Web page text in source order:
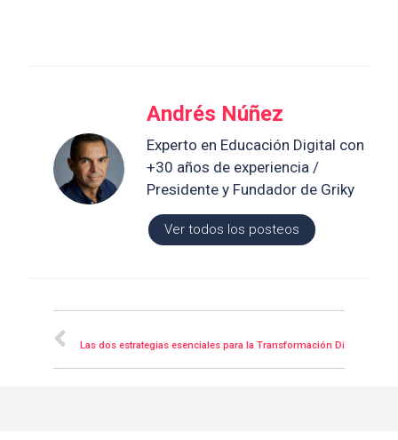
Andrés Núñez
Experto en Educación Digital con
+30 años de experiencia /
Presidente y Fundador de Griky
Ver todos los posteos
Las dos estrategias esenciales para la Transformación Digital